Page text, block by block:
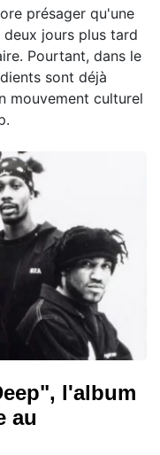
présager qu'une
jours plus tard
Pourtant, dans le
sont déjà
mouvement culturel
l'album
au